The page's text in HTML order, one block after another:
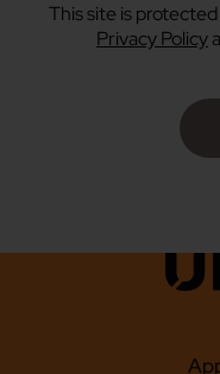
This site is
Privacy Policy